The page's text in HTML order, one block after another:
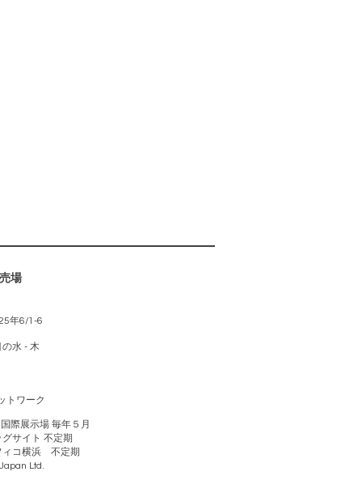
場
年6/1-6
水 - 木
トワーク
際展示場 毎年５月
サイト 不定期
ィコ横浜 不定期
Ltd.